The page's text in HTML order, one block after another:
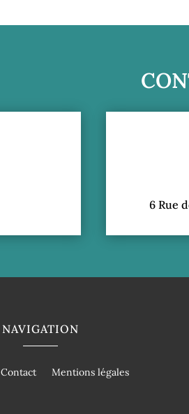
6 Rue
NAVIGATION
Contact Mentions légales